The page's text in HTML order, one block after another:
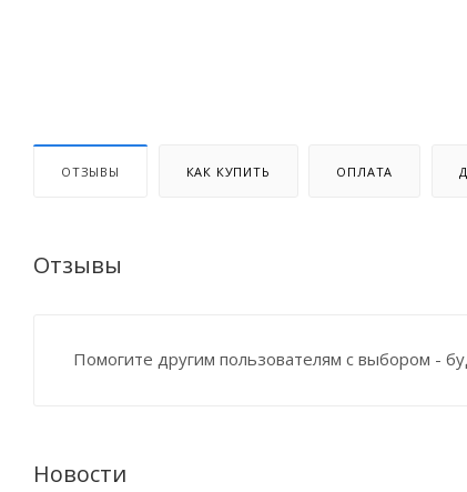
ОТЗЫВЫ КАК КУПИТЬ ОПЛАТА
Отзывы
Помогите другим пользователям с выбором -
Новости